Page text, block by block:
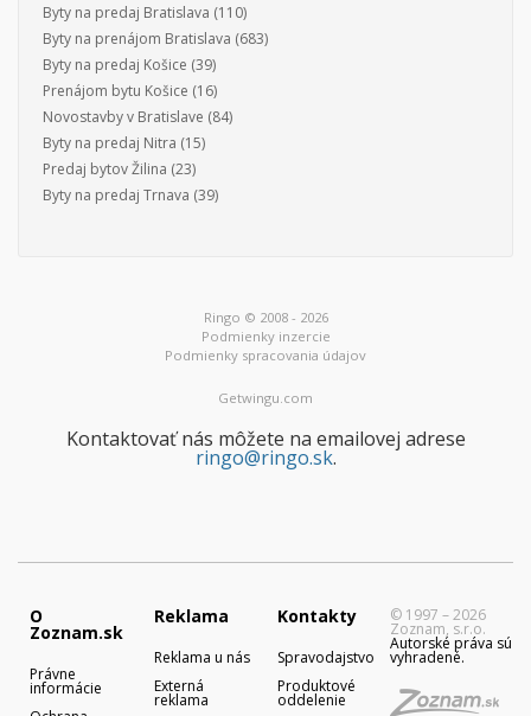
Byty na predaj Bratislava (110)
Byty na prenájom Bratislava (683)
Byty na predaj Košice (39)
Prenájom bytu Košice (16)
Novostavby v Bratislave (84)
Byty na predaj Nitra (15)
Predaj bytov Žilina (23)
Byty na predaj Trnava (39)
Ringo © 2008 - 2026
Podmienky inzercie
Podmienky spracovania údajov
Getwingu.com
Kontaktovať nás môžete na emailovej adrese
ringo@ringo.sk.
O
Zoznam.sk
Právne
informácie
Reklama
Reklama u nás
Externá
reklama
Kontakty
Spravodajstvo
Produktové
oddelenie
© 1997 – 2026
Zoznam, s.r.o.
Autorské práva sú
vyhradené.